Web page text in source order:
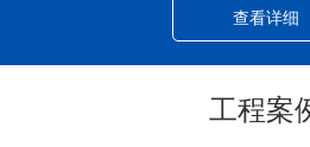
查看详细
工程案